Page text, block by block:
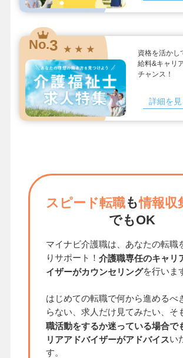
No.3 ★ ★ ★
資格を活かし
給料&キャリ
チャンス！
詳細を見
スピード転職も情報収
でもOK
マイナビ介護職は、あなたの転職
りサポート！ 介護職専任のキャリ
イザーがカウンセリングを行いま
はじめての転職で何から進めるべ
らない、求人だけ見てみたい、そ
職活動をするか迷っている場合で
リアアドバイザーがアドバイスい
す。